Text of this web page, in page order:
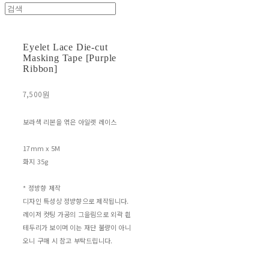
Eyelet Lace Die-cut
Masking Tape [Purple
Ribbon]
7,500원
보라색 리본을 엮은 아일렛 레이스
17mm x 5M
화지 35g
* 정방향 제작
디자인 특성상 정뱡향으로 제작됩니다.
레이저 컷팅 가공의 그을림으로 외곽 흰
테두리가 보이며 이는 재단 불량이 아니
오니 구매 시 참고 부탁드립니다.